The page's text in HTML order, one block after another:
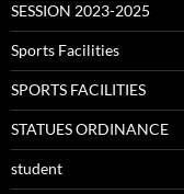
SESSION 2023-2025
Sports Facilities
SPORTS FACILITIES
STATUES ORDINANCE
student